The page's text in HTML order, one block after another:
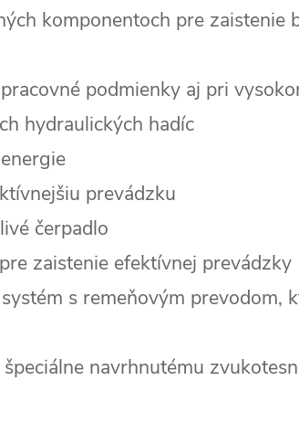
komponentoch pre zaistenie
podmienky aj pri
hydraulických hadíc
prevádzku
čerpadlo
zaistenie efektívnej prevádzky
s remeňovým prevodom,
navrhnutému